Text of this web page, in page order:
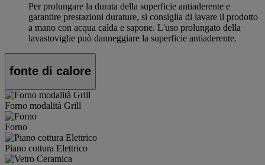
Per prolungare la durata della superficie antiaderente e
garantire prestazioni durature, si consiglia di lavare il prodotto
a mano con acqua calda e sapone. L'uso prolungato della
lavastoviglie può danneggiare la superficie antiaderente.
fonte di calore
Forno modalità Grill
Forno
Piano cottura Elettrico